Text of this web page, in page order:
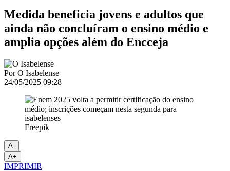
Medida beneficia jovens e adultos que
ainda não concluíram o ensino médio e
amplia opções além do Encceja
PorO Isabelense
24/05/2025 09:28
Freepik
A-
A+
IMPRIMIR